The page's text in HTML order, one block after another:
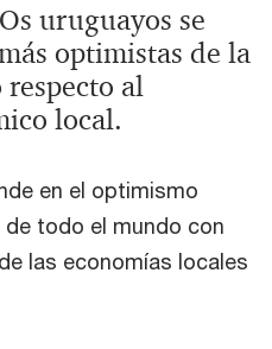
uruguayos se
optimistas de la
al
local.
en el optimismo
todo el mundo con
las economías locales